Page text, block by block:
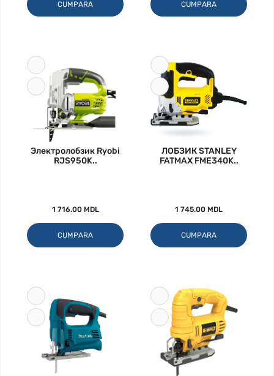
CUMPARA CUMPARA
Электролобзик Ryobi
RJS950K..
1 716.00 MDL
CUMPARA
ЛОБЗИК STANLEY
FATMAX FME340K..
1 745.00 MDL
CUMPARA